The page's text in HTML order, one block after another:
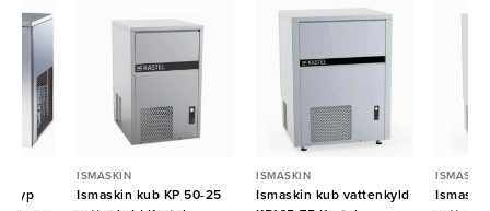
(typ
ISMASKIN
Ismaskin kub KP 50-25
ISMASKIN
Ismaskin kub vattenkyld
ISMASKIN